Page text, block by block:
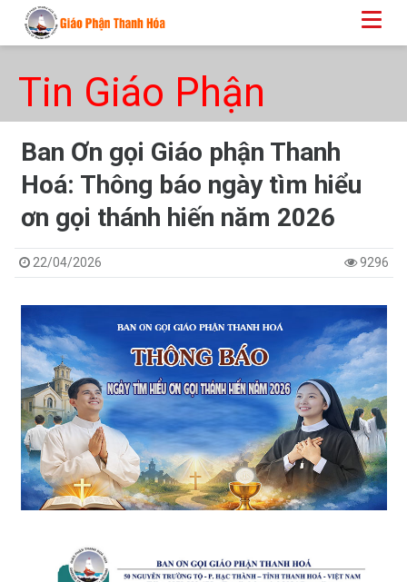
Tin Giáo Phận
Ban Ơn gọi Giáo phận Thanh
Hoá: Thông báo ngày tìm hiểu
ơn gọi thánh hiến năm 2026
22/04/2026 9296